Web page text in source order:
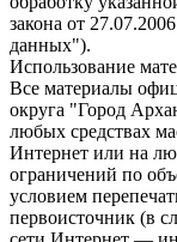
закона от
данных").
Использование
Все материалы
округа "Город
любых средствах
Интернет или на
ограничений по
условием
первоисточник (в